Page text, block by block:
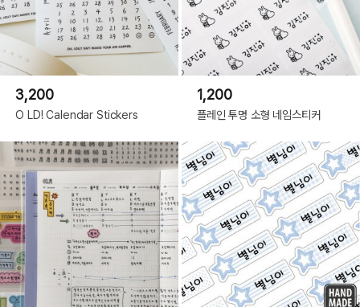
3,200
O LD! Calendar Stickers
1,200
플레인 투명 소형 네임스티커